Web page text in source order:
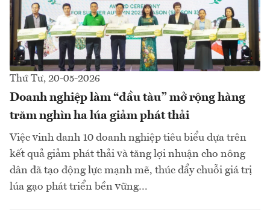
Thứ Tư, 20-05-2026
Doanh nghiệp làm “đầu tàu” mở rộng hàng
trăm nghìn ha lúa giảm phát thải
Việc vinh danh 10 doanh nghiệp tiêu biểu dựa trên
kết quả giảm phát thải và tăng lợi nhuận cho nông
dân đã tạo động lực mạnh mẽ, thúc đẩy chuỗi giá trị
lúa gạo phát triển bền vững…